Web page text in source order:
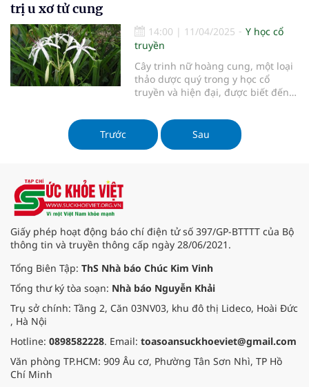
trong việc điều trị nhiều bệnh lý
liên quan đến phụ nữ như u xơ
tuyến tiền liệt, u nang buồng
trứng, và u xơ tử cung.
trị u xơ tử cung
14:00 | 11/04/2025
Y học cổ
truyền
Cây trinh nữ hoàng cung, một loại
thảo dược quý trong y học cổ
truyền và hiện đại, được biết đến
tử cung, u nang buồng trứng và
các bệnh phụ khoa khác. Với thành
phần dược tính đặc biệt, cây trinh
Trước Sau
Giấy phép hoạt động báo chí điện tử số 397/GP-BTTTT của Bộ
thông tin và truyền thông cấp ngày 28/06/2021.
Tổng Biên Tập: ThS Nhà báo Chúc Kim Vinh
Tổng thư ký tòa soạn: Nhà báo Nguyễn Khải
Trụ sở chính: Tầng 2, Căn 03NV03, khu đô thị Lideco, Hoài Đức
, Hà Nội
Hotline: 0898582228. Email: toasoansuckhoeviet@gmail.com
Văn phòng TP.HCM: 909 Âu cơ, Phường Tân Sơn Nhì, TP Hồ
Chí Minh